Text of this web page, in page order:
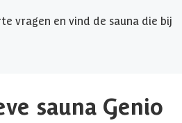
vragen en vind de sauna die bij
sauna Genio